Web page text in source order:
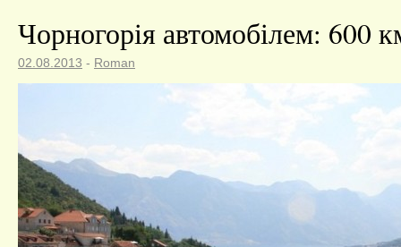
Чорногорія автомобілем: 600
02.08.2013 - Roman